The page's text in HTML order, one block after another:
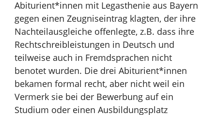
Abiturient*innen mit Legasthenie aus Bayern
gegen einen Zeugniseintrag klagten, der ihre
Nachteilausgleiche offenlegte, z.B. dass ihre
Rechtschreibleistungen in Deutsch und
teilweise auch in Fremdsprachen nicht
benotet wurden. Die drei Abiturient*innen
bekamen formal recht, aber nicht weil ein
Vermerk sie bei der Bewerbung auf ein
Studium oder einen Ausbildungsplatz